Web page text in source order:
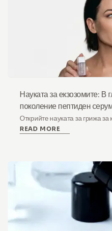
Науката за екзозомите: В
поколение пептиден
Открийте науката за грижа за
Неинвазивен пептиден
READ MORE